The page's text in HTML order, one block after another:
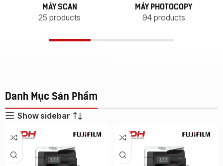
MÁY SCAN
25 products
MÁY PHOTOCOPY
94 products
Danh Mục Sản Phẩm
Show sidebar